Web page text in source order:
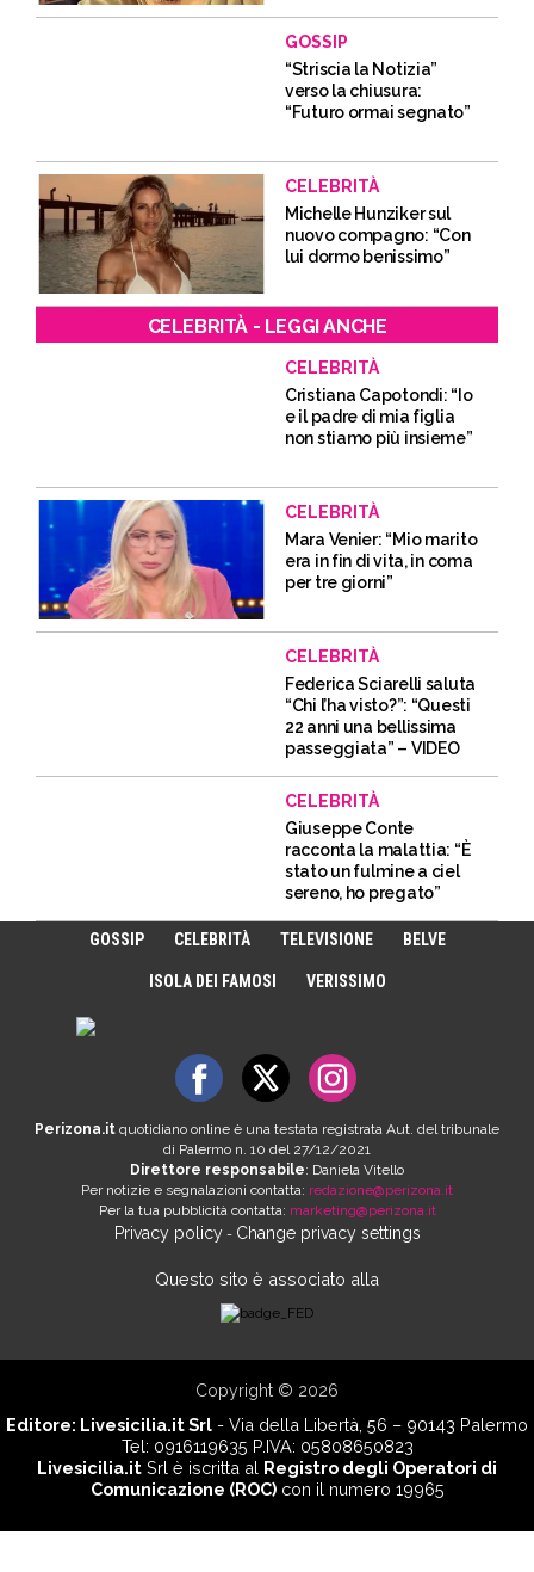
GOSSIP
“Striscia la Notizia”
verso la chiusura:
“Futuro ormai segnato”
CELEBRITÀ
Michelle Hunziker sul
nuovo compagno: “Con
lui dormo benissimo”
CELEBRITÀ - LEGGI ANCHE
CELEBRITÀ
Cristiana Capotondi: “Io
e il padre di mia figlia
non stiamo più insieme”
CELEBRITÀ
Mara Venier: “Mio marito
era in fin di vita, in coma
per tre giorni”
CELEBRITÀ
Federica Sciarelli saluta
“Chi l’ha visto?”: “Questi
22 anni una bellissima
passeggiata” – VIDEO
CELEBRITÀ
Giuseppe Conte
racconta la malattia: “È
stato un fulmine a ciel
sereno, ho pregato”
GOSSIP CELEBRITÀ TELEVISIONE BELVE
ISOLA DEI FAMOSI VERISSIMO
Perizona.it quotidiano online è una testata registrata Aut. del tribunale
di Palermo n. 10 del 27/12/2021
Direttore responsabile: Daniela Vitello
Per notizie e segnalazioni contatta: redazione@perizona.it
Per la tua pubblicità contatta: marketing@perizona.it
Privacy policy- Change privacy settings
Questo sito è associato alla
Copyright © 2026
Editore: Livesicilia.it Srl - Via della Libertà, 56 – 90143 Palermo
Tel: 0916119635 P.IVA: 05808650823
Livesicilia.it Srl è iscritta al Registro degli Operatori di
Comunicazione (ROC)con il numero 19965